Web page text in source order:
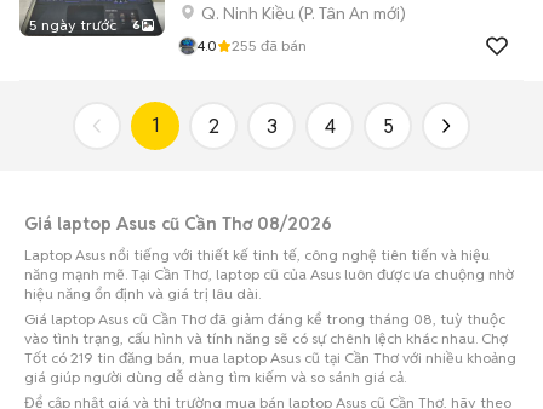
5 ngày trước 6
Q. Ninh Kiều (P. Tân An mới)
4.0 255 đã bán
1 2 3 4 5
Giá laptop Asus cũ Cần Thơ 08/2026
Laptop Asus nổi tiếng với thiết kế tinh tế, công nghệ tiên tiến và hiệu
năng mạnh mẽ. Tại Cần Thơ, laptop cũ của Asus luôn được ưa chuộng nhờ
hiệu năng ổn định và giá trị lâu dài.
Giá laptop Asus cũ Cần Thơ đã giảm đáng kể trong tháng 08, tuỳ thuộc
vào tình trạng, cấu hình và tính năng sẽ có sự chênh lệch khác nhau. Chợ
Tốt có 219 tin đăng bán, mua laptop Asus cũ tại Cần Thơ với nhiều khoảng
giá giúp người dùng dễ dàng tìm kiếm và so sánh giá cả.
Để cập nhật giá và thị trường mua bán laptop Asus cũ Cần Thơ, hãy theo